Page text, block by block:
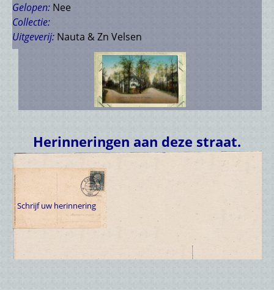
Gelopen: Nee
Collectie:
Uitgeverij: Nauta & Zn Velsen
Herinneringen aan deze straat.
Schrijf uw herinnering